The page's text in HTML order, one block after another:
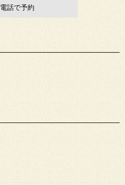
電話で予約